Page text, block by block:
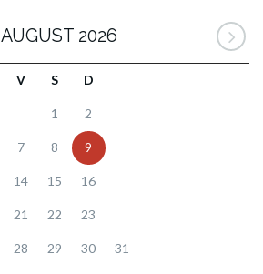
AUGUST 2026
V S D
1 2
7 8 9
14 15 16
21 22 23
28 29 30 31